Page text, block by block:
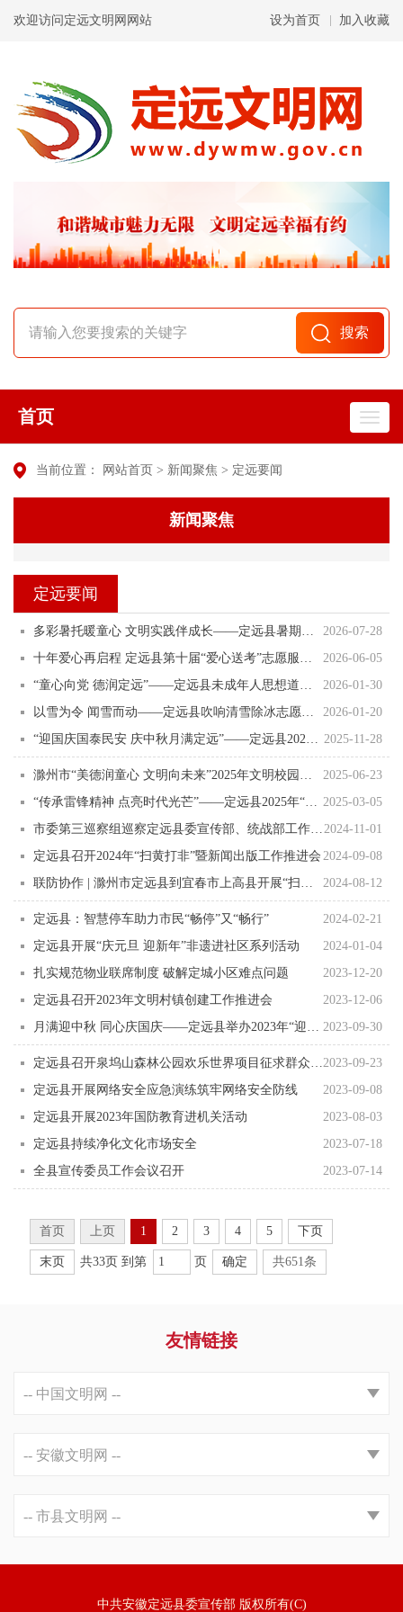
欢迎访问定远文明网网站 设为首页 加入收藏
首页
当前位置： 网站首页 > 新闻聚焦 > 定远要闻
新闻聚焦
定远要闻
2026-07-28
多彩暑托暖童心 文明实践伴成长——定远县暑期托管服务绘就多彩育人画卷
2026-06-05
十年爱心再启程 定远县第十届“爱心送考”志愿服务活动正式启动
2026-01-30
“童心向党 德润定远”——定远县未成年人思想道德建设暨乡村学校少年宫优秀作品展示交流活动成功举办
2026-01-20
以雪为令 闻雪而动——定远县吹响清雪除冰志愿服务集结号
2025-11-28
“迎国庆国泰民安 庆中秋月满定远”——定远县2025年家园共庆文艺汇演成功举办
2025-06-23
滁州市“美德润童心 文明向未来”2025年文明校园观摩展示暨新时代好少年发布活动在我县成功举办
2025-03-05
“传承雷锋精神 点亮时代光芒”——定远县2025年“学雷锋•文明实践我行动”主题活动正式启动
2024-11-01
市委第三巡察组巡察定远县委宣传部、统战部工作动员会召开
2024-09-08
定远县召开2024年“扫黄打非”暨新闻出版工作推进会
2024-08-12
联防协作 | 滁州市定远县到宜春市上高县开展“扫黄打非”区域联防协作活动
2024-02-21
定远县：智慧停车助力市民“畅停”又“畅行”
2024-01-04
定远县开展“庆元旦 迎新年”非遗进社区系列活动
2023-12-20
扎实规范物业联席制度 破解定城小区难点问题
2023-12-06
定远县召开2023年文明村镇创建工作推进会
2023-09-30
月满迎中秋 同心庆国庆——定远县举办2023年“迎中秋·庆国庆”文艺晚会
2023-09-23
定远县召开泉坞山森林公园欢乐世界项目征求群众意见会
2023-09-08
定远县开展网络安全应急演练筑牢网络安全防线
2023-08-03
定远县开展2023年国防教育进机关活动
2023-07-18
定远县持续净化文化市场安全
2023-07-14
全县宣传委员工作会议召开
首页 上页 1 2 3 4 5 下页
末页 共33页 到第 页 确定 共651条
友情链接
中共安徽定远县委宣传部 版权所有(C)